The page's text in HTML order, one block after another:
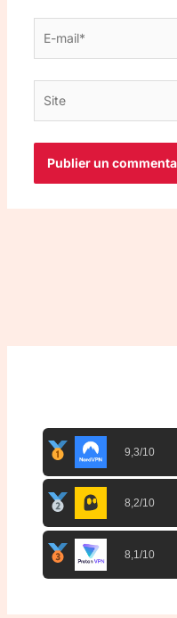
mail*
9,3/10
8,2/10
8,1/10